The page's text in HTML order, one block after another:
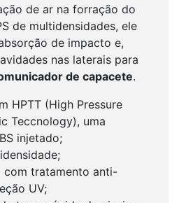
de ar na forração do
de multidensidades, ele
de impacto e,
nas laterais para
de capacete.
HPTT (High Pressure
Teccnology), uma
injetado;
com tratamento anti-
UV;